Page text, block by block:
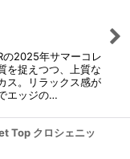
の2025年サマーコレ
を捉えつつ、上質な
ス。リラックス感が
エッジの…
Top クロシェニッ